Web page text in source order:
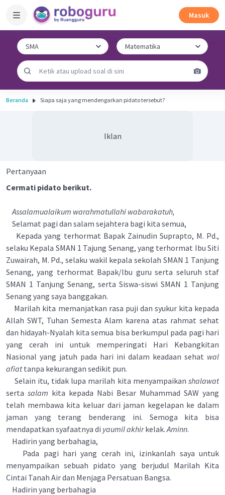
Masuk
Beranda Siapa saja yang mendengarkan pidato tersebut?
Iklan
Pertanyaan
Cermati pidato berikut.
Assalamualaikum warahmatullahi wabarakatuh,
Selamat pagi dan salam sejahtera bagi kita semua,
Kepada yang terhormat Bapak Zainudin Suprapto, M. Pd.,
selaku Kepala SMAN 1 Tajung Senang, yang terhormat Ibu Siti
Zuwairah, M. Pd., selaku wakil kepala sekolah SMAN 1 Tanjung
Senang, yang terhormat Bapak/lbu guru serta seluruh staf
SMAN 1 Tanjung Senang, serta Siswa-siswi SMAN 1 Tanjung
Senang yang saya banggakan.
Marilah kita memanjatkan rasa puji dan syukur kita kepada
Allah SWT, Tuhan Semesta Alam karena atas rahmat sehat
dan hidayah-Nyalah kita semua bisa berkumpul pada pagi hari
yang cerah ini untuk memperingati Hari Kebangkitan
Nasional yang jatuh pada hari ini dalam keadaan sehat wal
afiattanpa kekurangan sedikit pun.
Selain itu, tidak lupa marilah kita menyampaikan shalawat
serta salam kita kepada Nabi Besar Muhammad SAW yang
telah membawa kita keluar dari jaman kegelapan ke dalam
jaman yang terang benderang ini. Semoga kita bisa
mendapatkan syafaatnya di yaumil akhirkelak.Aminn.
Hadirin yang berbahagia,
Pada pagi hari yang cerah ini, izinkanlah saya untuk
menyampaikan sebuah pidato yang berjudul Marilah Kita
Cintai Tanah Air dan Menjaga Persatuan Bangsa.
Hadirin yang berbahagia